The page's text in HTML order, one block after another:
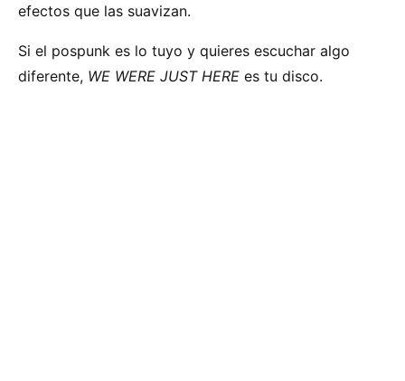
efectos que las suavizan.
Si el pospunk es lo tuyo y quieres escuchar algo
diferente, WE WERE JUST HERE es tu disco.